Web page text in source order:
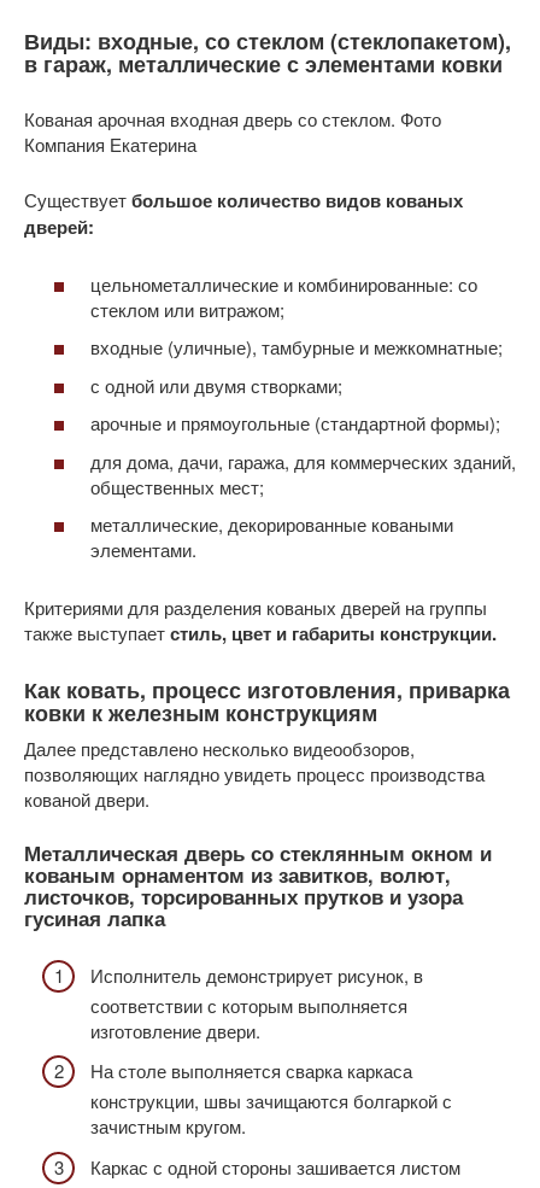
Виды: входные, со стеклом (стеклопакетом),
в гараж, металлические с элементами ковки
Кованая арочная входная дверь со стеклом. Фото
Компания Екатерина
Существуетбольшое количество видов кованых
дверей:
цельнометаллические и комбинированные: со
стеклом или витражом;
входные (уличные), тамбурные и межкомнатные;
с одной или двумя створками;
арочные и прямоугольные (стандартной формы);
для дома, дачи, гаража, для коммерческих зданий,
общественных мест;
металлические, декорированные коваными
элементами.
Критериями для разделения кованых дверей на группы
также выступаетстиль, цвет и габариты конструкции.
Как ковать, процесс изготовления, приварка
ковки к железным конструкциям
Далее представлено несколько видеообзоров,
позволяющих наглядно увидеть процесс производства
кованой двери.
Металлическая дверь со стеклянным окном и
кованым орнаментом из завитков, волют,
листочков, торсированных прутков и узора
гусиная лапка
Исполнитель демонстрирует рисунок, в
соответствии с которым выполняется
изготовление двери.
На столе выполняется сварка каркаса
конструкции, швы зачищаются болгаркой с
зачистным кругом.
Каркас с одной стороны зашивается листом